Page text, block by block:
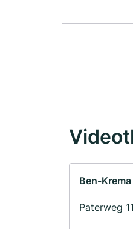
Ben-
Paterweg